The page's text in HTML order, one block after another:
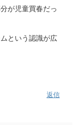
が児童買春だっ
という認識が広
返信